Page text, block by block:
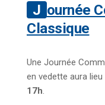
Journée Communauté
Classique
Une Journée
en vedette aura lieu
17h.